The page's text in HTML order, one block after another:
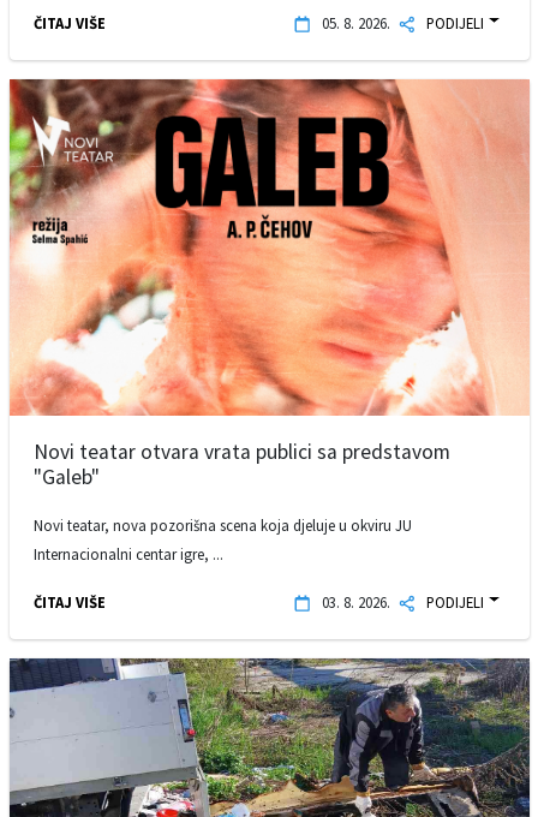
ČITAJ VIŠE 05. 8. 2026. PODIJELI
Novi teatar otvara vrata publici sa predstavom
"Galeb"
Novi teatar, nova pozorišna scena koja djeluje u okviru JU
Internacionalni centar igre, ...
ČITAJ VIŠE 03. 8. 2026. PODIJELI